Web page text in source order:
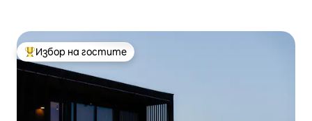
Най-популярен избор на гостите
Избор на гостите